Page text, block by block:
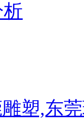
塑,东